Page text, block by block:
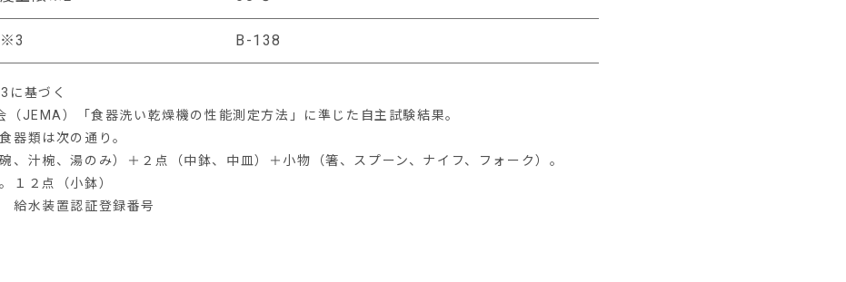
※3 B-138
基づく
JEMA）「食器洗い乾燥機の性能測定方法」に準じた自主試験結果。
器類は次の通り。
、汁椀、湯のみ）＋２点（中鉢、中皿）＋小物（箸、スプーン、ナイフ、フォーク）。
１２点（小鉢）
水装置認証登録番号